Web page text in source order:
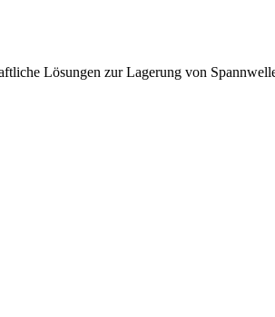
Lösungen zur Lagerung von